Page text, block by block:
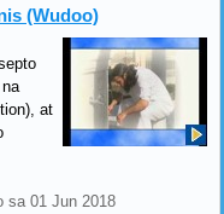
(Wudoo)
at
sa 01 Jun 2018